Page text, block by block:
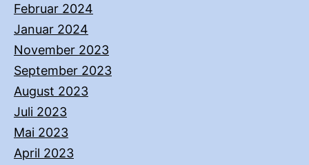
Februar 2024
Januar 2024
November 2023
September 2023
August 2023
Juli 2023
Mai 2023
April 2023